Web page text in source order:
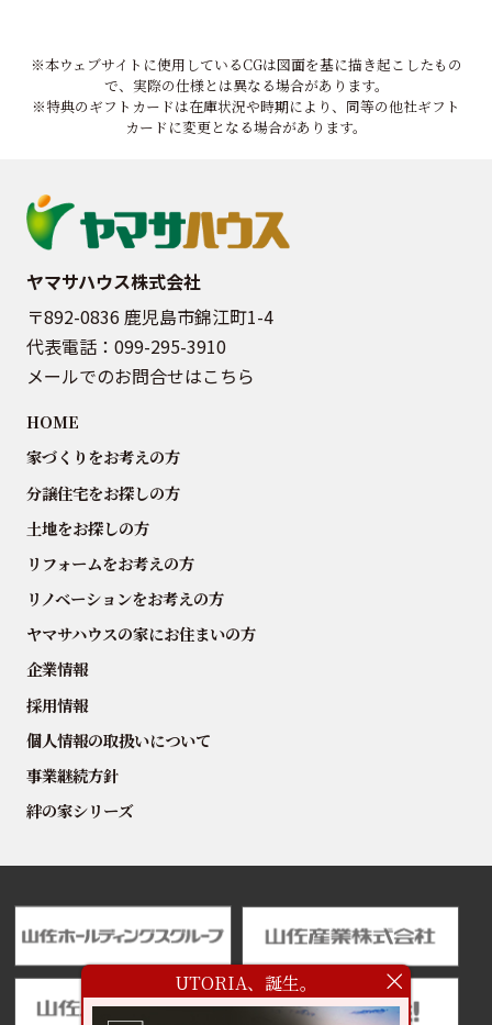
※本ウェブサイトに使用しているCGは図面を基に描き起こしたもの
で、実際の仕様とは異なる場合があります。
※特典のギフトカードは在庫状況や時期により、同等の他社ギフト
カードに変更となる場合があります。
ヤマサハウス株式会社
〒892-0836 鹿児島市錦江町1-4
代表電話： 099-295-3910
メールでのお問合せはこちら
HOME
家づくりをお考えの方
分譲住宅をお探しの方
土地をお探しの方
リフォームをお考えの方
リノベーションをお考えの方
ヤマサハウスの家にお住まいの方
企業情報
採用情報
個人情報の取扱いについて
事業継続方針
絆の家シリーズ
UTORIA、誕生。